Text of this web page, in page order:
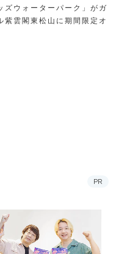
ズウォーターパーク」がガ
紫雲閣東松山に期間限定オ
PR